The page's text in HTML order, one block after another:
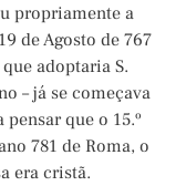
propriamente a
de Agosto de 767
adoptaria S.
– já se começava
que o 15.º
781 de Roma, o
era cristã.